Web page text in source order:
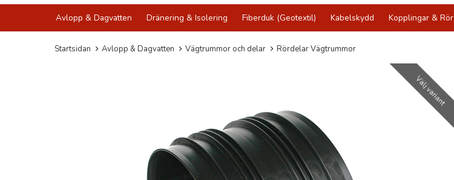
Avlopp & Dagvatten Dränering & Isolering Fiberduk (Geotextil) Kabelskydd Kopplingar & Rör
Startsidan Avlopp & Dagvatten Vägtrummor och delar Rördelar Vägtrummor
Välj variant